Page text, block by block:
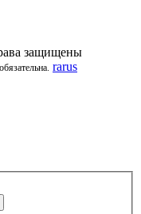
защищены
rarus